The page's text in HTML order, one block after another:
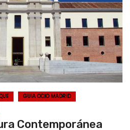
GUIA OCIO MADRID
Contemporánea